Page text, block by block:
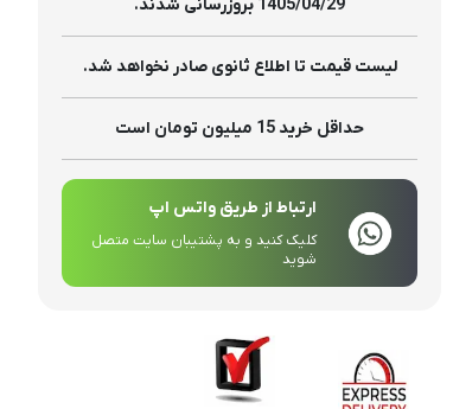
1405/04/29 بروزرسانی شدند.
لیست قیمت تا اطلاع ثانوی صادر نخواهد شد.
حداقل خرید 15 میلیون تومان است
ارتباط از طریق واتس اپ
کلیک کنید و به پشتیبان سایت متصل
شوید